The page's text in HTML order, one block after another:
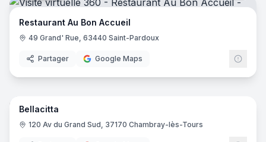
Restaurant Au Bon Accueil
49 Grand' Rue, 63440 Saint-Pardoux
Partager Google Maps
16
Bellacitta
120 Av du Grand Sud, 37170 Chambray-lès-Tours